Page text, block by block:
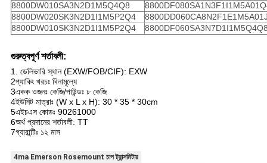
8800DW010SA3N2D1M5Q4Q8
8800DW020SK3N2D1I1M5P2Q4
8800DW010SK3N2D1I1M5P2Q4
গুরুত্বপূর্ণ শর্তাবলী:
1. ডেলিভারি স্থান (EXW/FOB/CIF): EXW
2প্যাকিং খরচঃ বিনামূল্যে
3একক ওজনঃ কেজি/পাউন্ডঃ ৮ কেজি
4ইউনিট মাত্রাঃ (W x L x H): 30 * 35 * 30cm
5এইচএস কোডঃ 90261000
6অর্থ প্রদানের শর্তাবলী: TT
7গ্যারান্টিঃ ১২ মাস
4ma Emerson Rosemount চাপ ট্রান্সমিটার